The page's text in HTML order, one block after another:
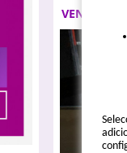
VEN A